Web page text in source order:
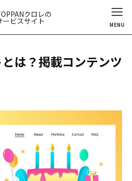
クロレの
ービスサイト MENU
は？掲載コンテンツ